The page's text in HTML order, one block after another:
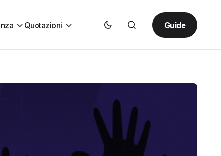
Quotazioni Guide